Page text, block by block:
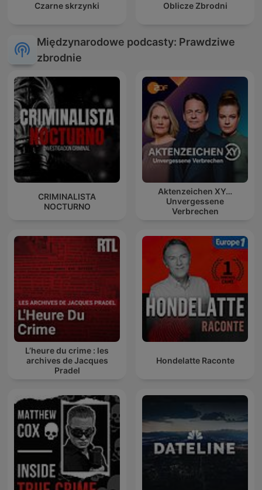
Czarne skrzynki Oblicze Zbrodni
Międzynarodowe podcasty: Prawdziwe
zbrodnie
CRIMINALISTA
NOCTURNO
Aktenzeichen XY…
Unvergessene
Verbrechen
L’heure du crime : les
archives de Jacques
Pradel
Hondelatte Raconte